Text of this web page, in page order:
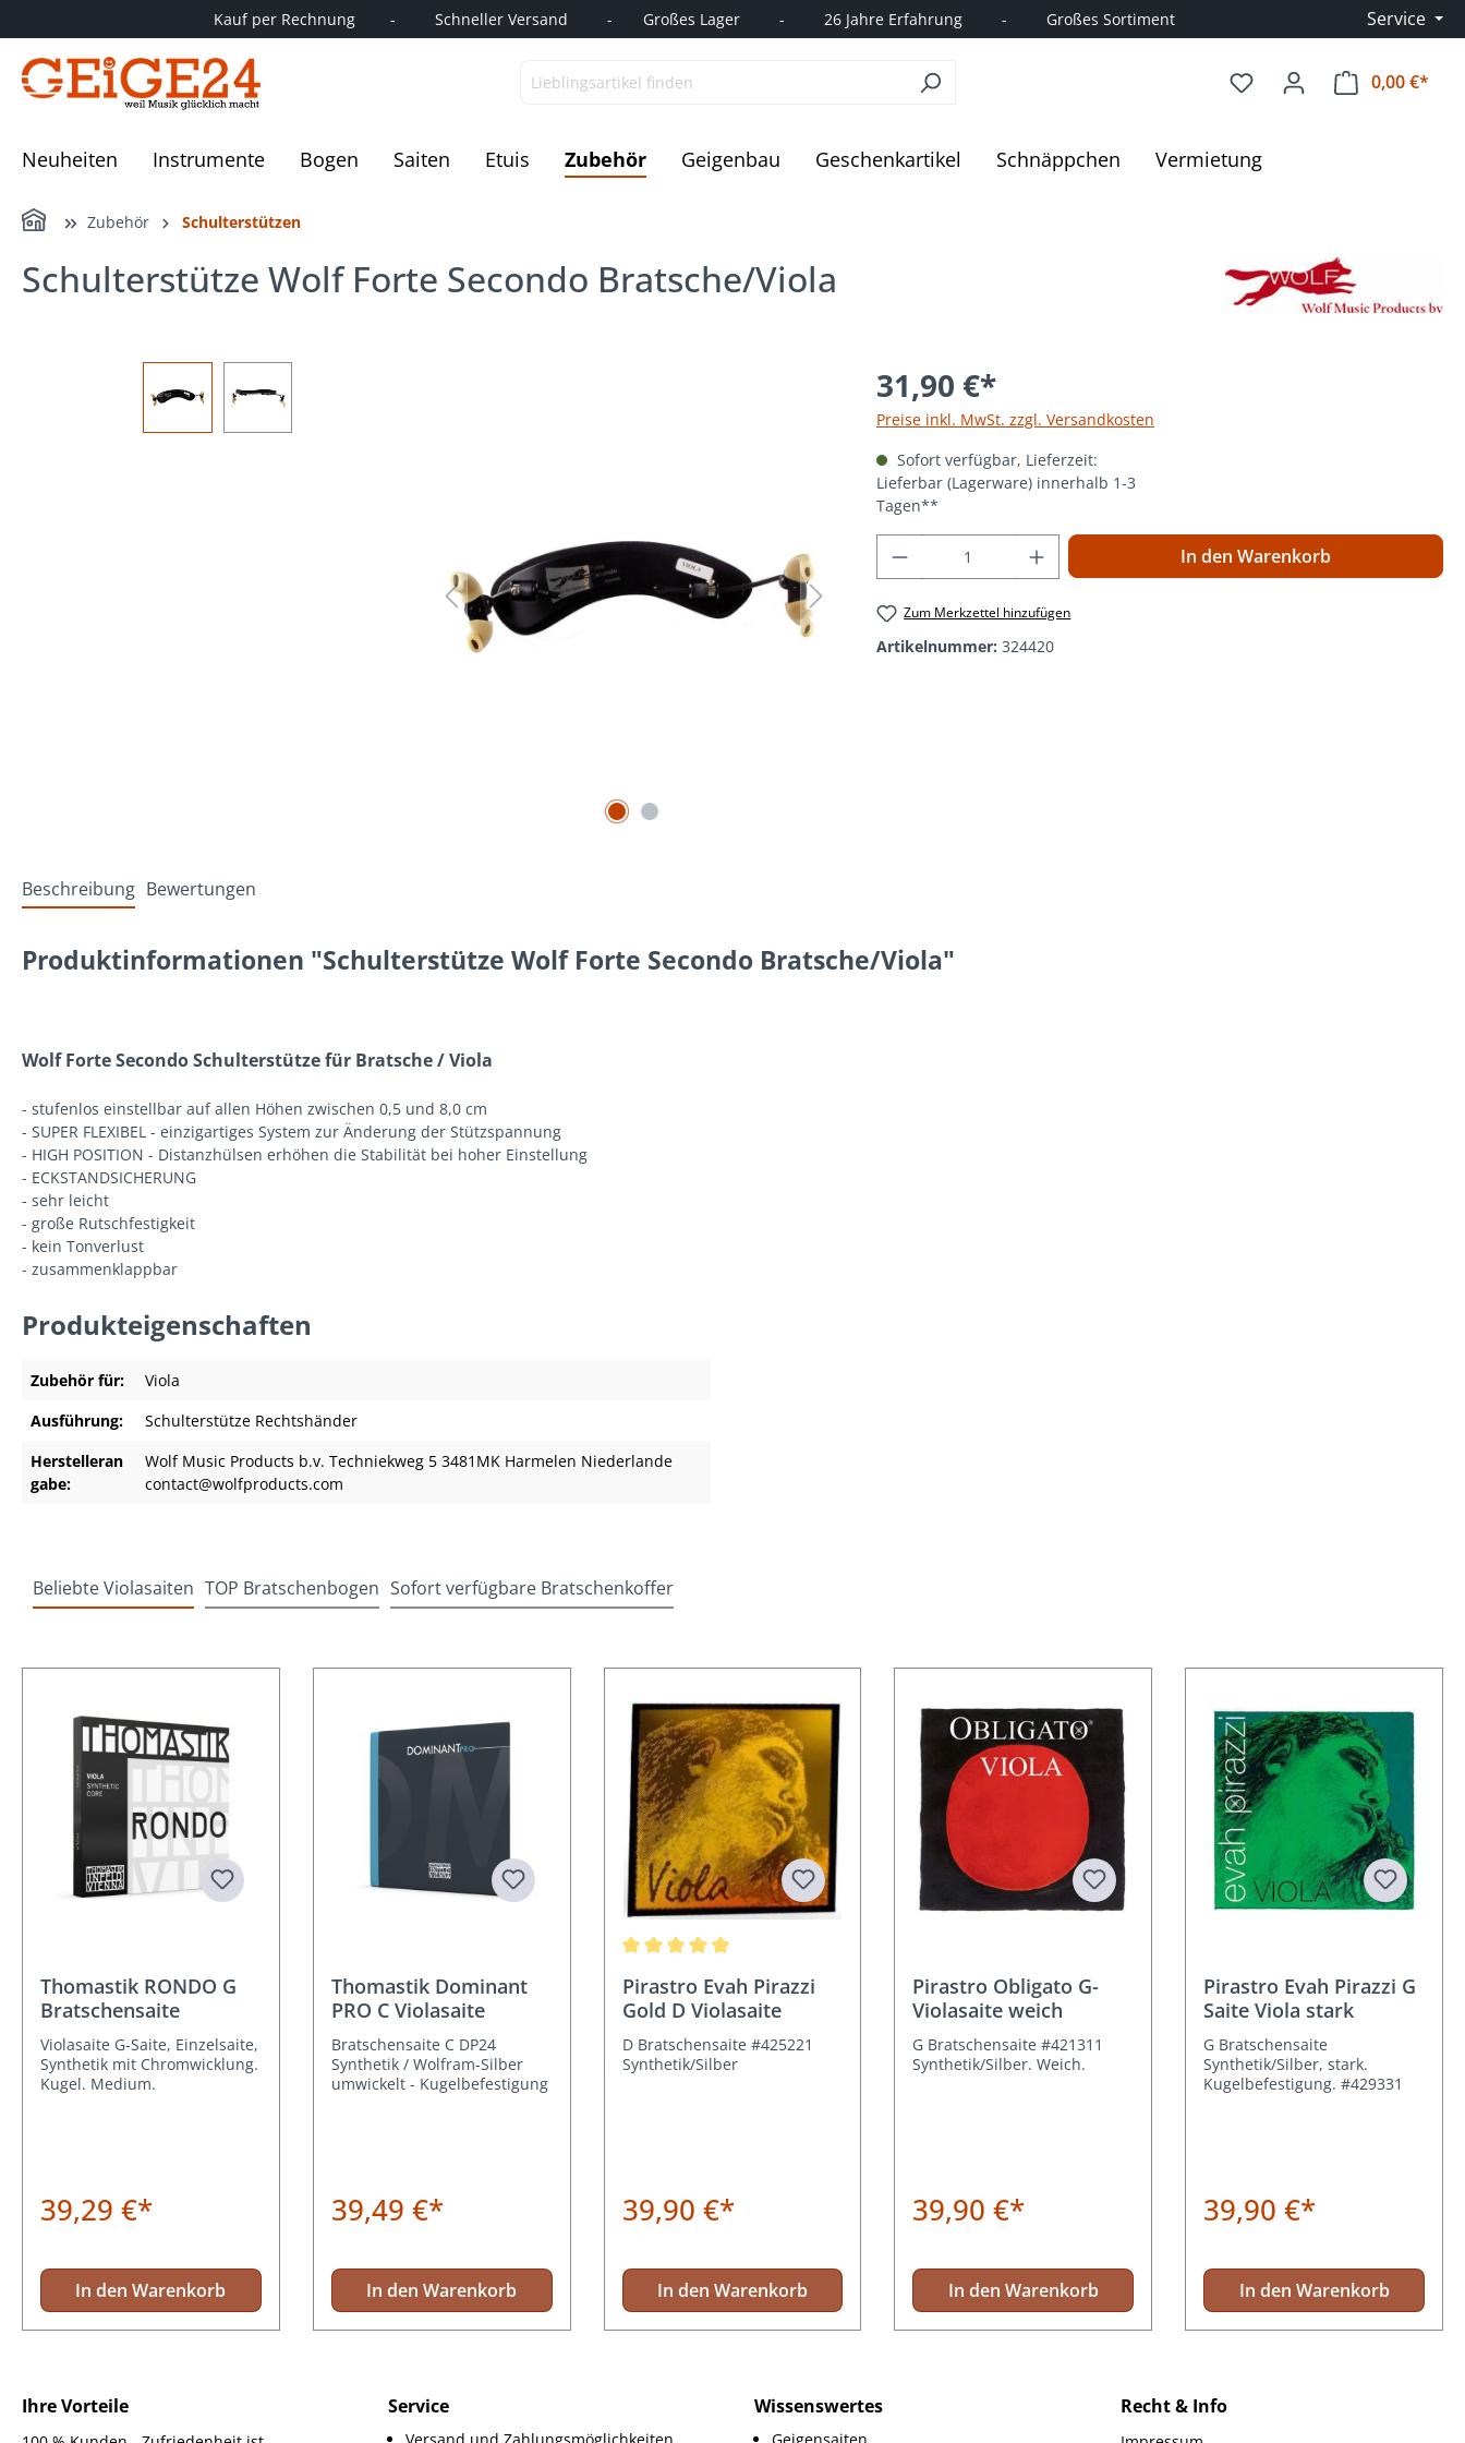
Zur Hauptnavigation springenKauf per Rechnung        -         Schneller Versand         -       Großes Lager         -         26 Jahre Erfahrung         -         Großes Sortiment Service
0,00 €*
Neuheiten Instrumente Bogen Saiten Etuis Zubehör Geigenbau Geschenkartikel Schnäppchen Vermietung
Home Zubehör Schulterstützen
Schulterstütze Wolf Forte Secondo Bratsche/Viola
31,90 €*
Preise inkl. MwSt. zzgl. Versandkosten
Sofort verfügbar, Lieferzeit:
Lieferbar (Lagerware) innerhalb 1-3
Tagen**
Produkt Anzahl: Gib den gewünschten Wert
In den Warenkorb
Zum Merkzettel hinzufügen
Artikelnummer: 324420
Beschreibung Bewertungen
Produktinformationen "Schulterstütze Wolf Forte Secondo Bratsche/Viola"
Wolf Forte Secondo Schulterstütze für Bratsche / Viola
- stufenlos einstellbar auf allen Höhen zwischen 0,5 und 8,0 cm
- SUPER FLEXIBEL - einzigartiges System zur Änderung der Stützspannung
- HIGH POSITION - Distanzhülsen erhöhen die Stabilität bei hoher Einstellung
- ECKSTANDSICHERUNG
- sehr leicht
- große Rutschfestigkeit
- kein Tonverlust
- zusammenklappbar
Produkteigenschaften
Zubehör für:
Viola
Ausführung:
Schulterstütze Rechtshänder
Herstelleran
gabe:
Wolf Music Products b.v. Techniekweg 5 3481MK Harmelen Niederlande
contact@wolfproducts.com
Beliebte Violasaiten TOP Bratschenbogen Sofort verfügbare Bratschenkoffer
Thomastik RONDO G
Bratschensaite
Violasaite G-Saite, Einzelsaite,
Synthetik mit Chromwicklung.
Kugel. Medium.
39,29 €*
In den Warenkorb
Thomastik Dominant
PRO C Violasaite
Bratschensaite C DP24
Synthetik / Wolfram-Silber
umwickelt - Kugelbefestigung
39,49 €*
In den Warenkorb
Pirastro Evah Pirazzi
Gold D Violasaite
D Bratschensaite #425221
Synthetik/Silber
39,90 €*
In den Warenkorb
Pirastro Obligato G-
Violasaite weich
G Bratschensaite #421311
Synthetik/Silber. Weich.
39,90 €*
In den Warenkorb
Pirastro Evah Pirazzi G
Saite Viola stark
G Bratschensaite
Synthetik/Silber, stark.
Kugelbefestigung. #429331
39,90 €*
In den Warenkorb
Recht & Info
Ihre Vorteile Service Wissenswertes